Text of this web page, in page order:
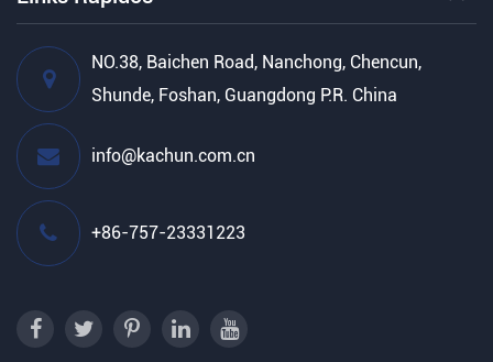
NO.38, Baichen Road, Nanchong, Chencun,
Shunde, Foshan, Guangdong P.R. China
info@kachun.com.cn
+86-757-23331223